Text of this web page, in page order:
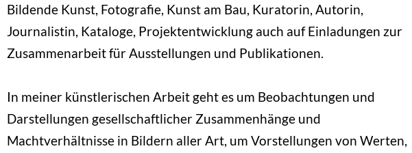
Bildende Kunst, Fotografie, Kunst am Bau, Kuratorin, Autorin,
Journalistin, Kataloge, Projektentwicklung auch auf Einladungen zur
Zusammenarbeit für Ausstellungen und Publikationen.
In meiner künstlerischen Arbeit geht es um Beobachtungen und
Darstellungen gesellschaftlicher Zusammenhänge und
Machtverhältnisse in Bildern aller Art, um Vorstellungen von Werten,